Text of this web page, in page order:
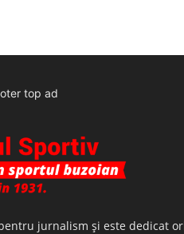
top ad
jurnalism şi este dedicat